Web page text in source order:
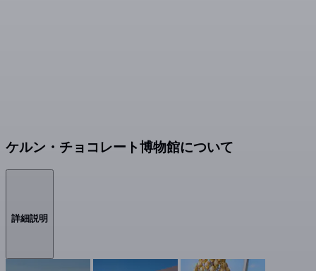
ケルン・チョコレート博物館について
詳細説明